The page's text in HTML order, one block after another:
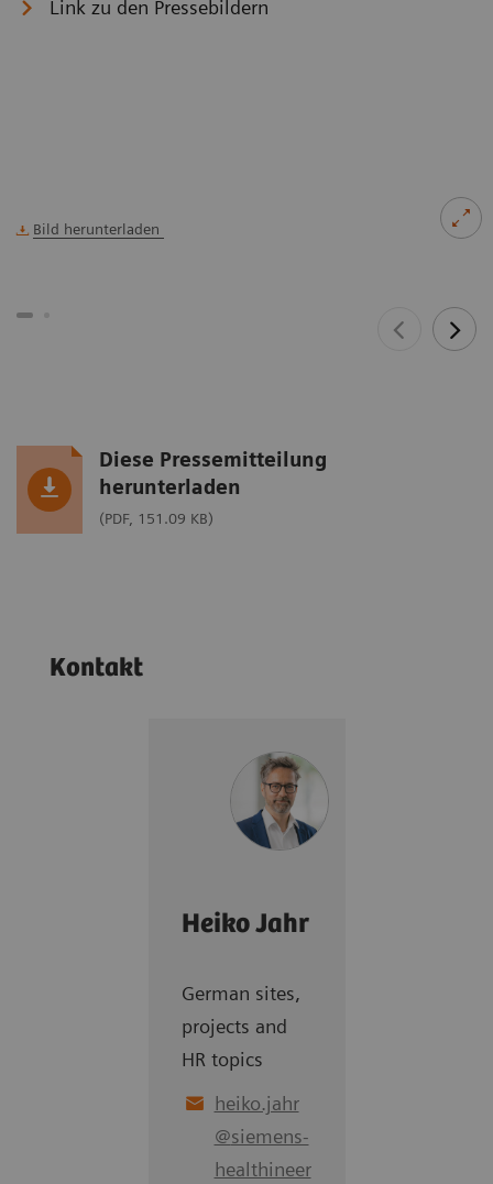
Link zu den Pressebildern
Bild herunterladen
Diese Pressemitteilung
herunterladen
(PDF, 151.09 KB)
Kontakt
Heiko Jahr
German sites,
projects and
HR topics
heiko.jahr
@siemens-
healthineer